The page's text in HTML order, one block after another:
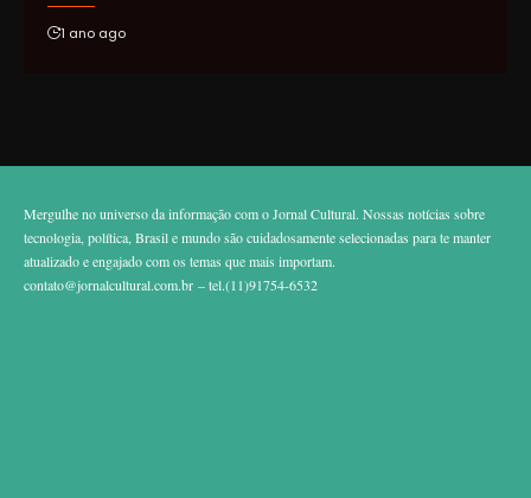
1 ano ago
Mergulhe no universo da informação com o Jornal Cultural. Nossas notícias sobre
tecnologia, política, Brasil e mundo são cuidadosamente selecionadas para te manter
atualizado e engajado com os temas que mais importam.
contato@jornalcultural.com.br – tel.(11)91754-6532